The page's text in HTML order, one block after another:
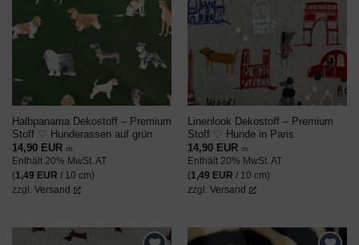
WUNSCHZETTEL
Halbpanama Dekostoff – Premium
Stoff ♡ Hunderassen auf grün
14,90 EUR m
Enthält 20% MwSt. AT
(1,49 EUR / 10 cm)
zzgl. Versand
WUNSCHZETTEL
Linenlook Dekostoff – Premium
Stoff ♡ Hunde in Paris
14,90 EUR m
Enthält 20% MwSt. AT
(1,49 EUR / 10 cm)
zzgl. Versand